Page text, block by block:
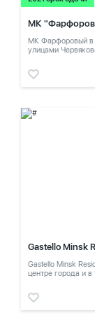
МК
МК Фарфоровый в
улицами
Gastello Minsk
Gastello Minsk
центре города и